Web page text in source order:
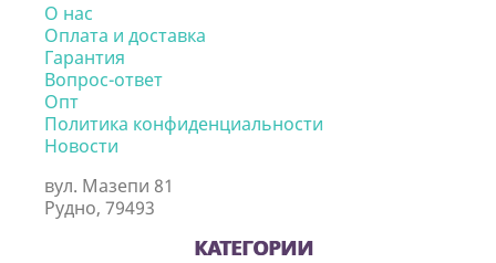
О нас
Оплата и доставка
Гарантия
Вопрос-ответ
Опт
Политика конфиденциальности
Новости
вул. Мазепи 81
Рудно, 79493
КАТЕГОРИИ